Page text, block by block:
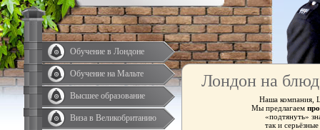
Обучение в Лондоне
Обучение на Мальте
Высшее образование
Виза в Великобританию
Лондон на
Наша компания,
Мы предлагаем
«подтянуть»
так и